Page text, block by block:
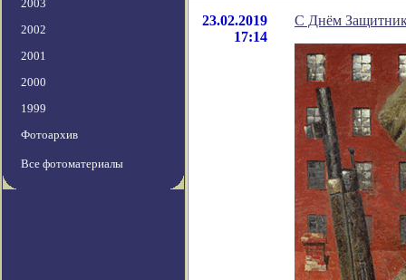
2003
2002
2001
2000
1999
Фотоархив
Все фотоматериалы
23.02.2019
17:14
С Днём